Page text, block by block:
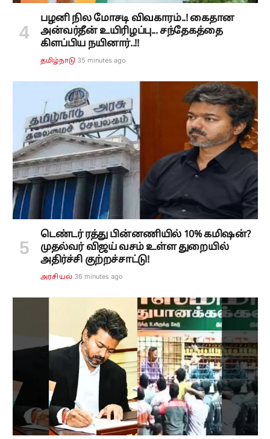
பழனி நில மோசடி விவகாரம்..! கைதான
அன்வர்தீன் உயிரிழப்பு... சந்தேகத்தை
கிளப்பிய நயினார்..!!
தமிழ்நாடு 35 minutes ago
டெண்டர் ரத்து பின்னணியில் 10% கமிஷன்?
முதல்வர் விஜய் வசம் உள்ள துறையில்
அதிர்ச்சி குற்றச்சாட்டு!
அரசியல் 36 minutes ago